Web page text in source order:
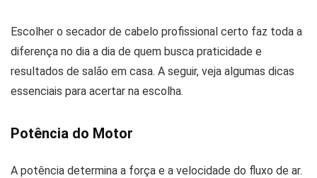
Escolher o secador de cabelo profissional certo faz toda a
diferença no dia a dia de quem busca praticidade e
resultados de salão em casa. A seguir, veja algumas dicas
essenciais para acertar na escolha.
Potência do Motor
A potência determina a força e a velocidade do fluxo de ar.